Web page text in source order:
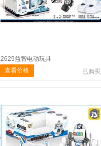
2629益智电动玩具
查看价格
已购买